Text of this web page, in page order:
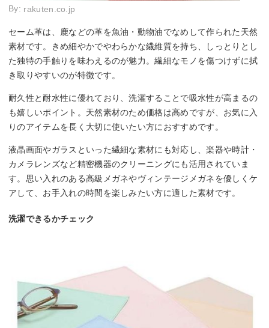
By: rakuten.co.jp
セーム革は、鹿などの革を魚油・動物油でなめして作られた天然
素材です。きめ細やかでやわらかな繊維質を持ち、しっとりとし
た独特の手触りを味わえるのが魅力。繊細なモノを傷つけずに拭
き取りやすいのが特徴です。
耐久性と耐水性に優れており、洗濯することで吸水性が高まるの
も嬉しいポイント。天然素材のため価格は高めですが、お気に入
りのアイテムを長く大切に使いたい方におすすめです。
液晶画面やガラスといった繊細な素材にも対応し、楽器や時計・
カメラレンズなど精密機器のクリーニングにも活用されていま
す。思い入れのある高級メガネやヴィンテージメガネを優しくケ
アして、お手入れの時間を楽しみたい方に適した素材です。
洗濯できるかチェック